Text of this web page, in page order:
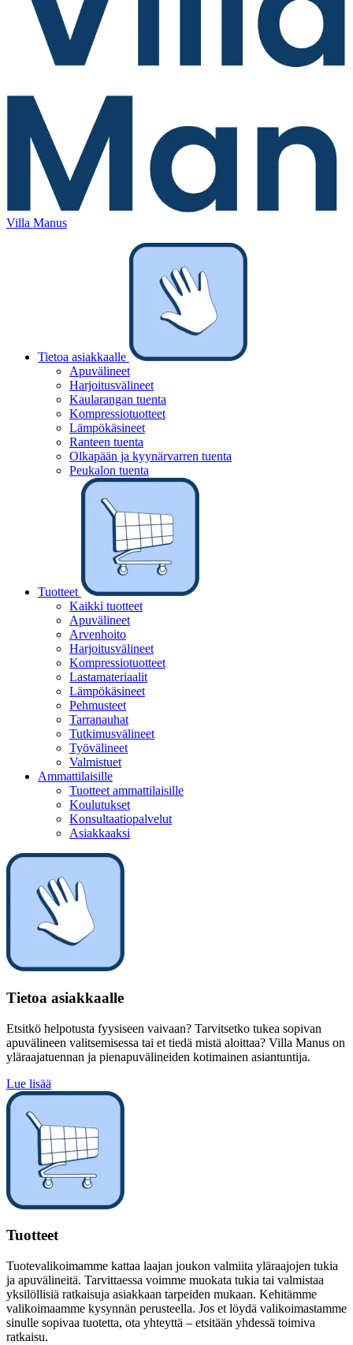
Villa Manus
Tietoa asiakkaalle
Apuvälineet
Harjoitusvälineet
Kaularangan tuenta
Kompressiotuotteet
Lämpökäsineet
Ranteen tuenta
Olkapään ja kyynärvarren tuenta
Peukalon tuenta
Tuotteet
Kaikki tuotteet
Apuvälineet
Arvenhoito
Harjoitusvälineet
Kompressiotuotteet
Lastamateriaalit
Lämpökäsineet
Pehmusteet
Tarranauhat
Tutkimusvälineet
Työvälineet
Valmistuet
Ammattilaisille
Tuotteet ammattilaisille
Koulutukset
Konsultaatiopalvelut
Asiakkaaksi
Tietoa asiakkaalle
Etsitkö helpotusta fyysiseen vaivaan? Tarvitsetko tukea sopivan
apuvälineen valitsemisessa tai et tiedä mistä aloittaa? Villa Manus on
yläraajatuennan ja pienapuvälineiden kotimainen asiantuntija.
Lue lisää
Tuotteet
Tuotevalikoimamme kattaa laajan joukon valmiita yläraajojen tukia
ja apuvälineitä. Tarvittaessa voimme muokata tukia tai valmistaa
yksilöllisiä ratkaisuja asiakkaan tarpeiden mukaan. Kehitämme
valikoimaamme kysynnän perusteella. Jos et löydä valikoimastamme
sinulle sopivaa tuotetta, ota yhteyttä – etsitään yhdessä toimiva
ratkaisu.